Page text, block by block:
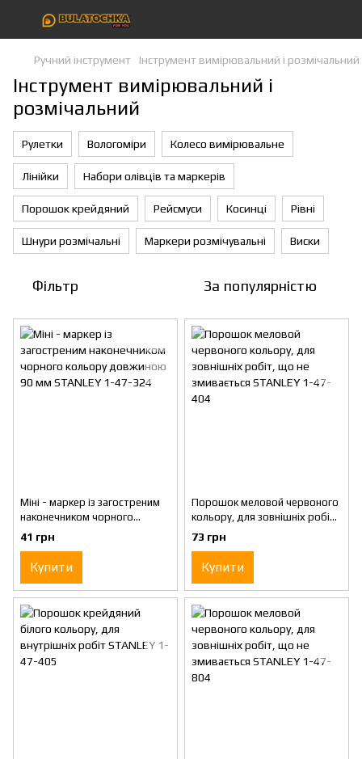
Ручний інструмент Інструмент вимірювальний і розмічальний
Інструмент вимірювальний і
розмічальний
Рулетки Вологоміри Колесо вимірювальне
Лінійки Набори олівців та маркерів
Порошок крейдяний Рейсмуси Косинці Рівні
Шнури розмічальні Маркери розмічувальні Виски
Фільтр За популярністю
Міні - маркер із загостреним
наконечником чорного
кольору довжиною 90 мм
STANLEY 1-47-324
41 грн
Купити
Порошок меловой червоного
кольору, для зовнішніх робіт,
що не змивається STANLEY 1-
47-404
73 грн
Купити